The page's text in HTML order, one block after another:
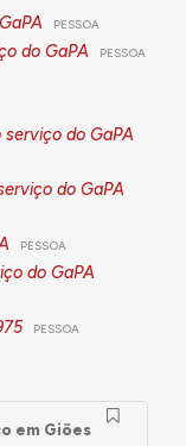
e
que
de
das Obras
a:
PESSOA
do GaPA PESSOA
serviço do GaPA
do GaPA
PESSOA
do GaPA
PESSOA
em Giões